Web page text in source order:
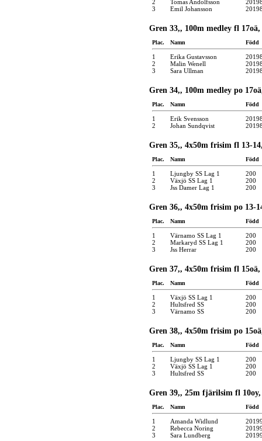
2 Tomas Andolfsson
3
Emil Johansson
Gren 33,, 100m medley fl
Plac. Namn Född
1 Erika Gustavsson
2
Malin Wenell
3
Sara Ullman
Gren 34,, 100m medley po
Plac. Namn Född
1 Erik Svensson
2
Johan Sundqvist
Gren 35,, 4x50m frisim fl 13-
Plac. Namn Född
1 Ljungby SS Lag 1
200
2
Växjö SS Lag 1
200
3
Jss Damer Lag 1 200
Gren 36,, 4x50m frisim po 13-
Plac. Namn Född
1 Värnamo SS Lag 1
200
2
Markaryd SS Lag 1
200
3
Jss Herrar 200
Gren 37,, 4x50m frisim fl
Plac. Namn Född
1 Växjö SS Lag 1
200
2
Hultsfred SS
200
3
Värnamo SS 200
Gren 38,, 4x50m frisim po
Plac. Namn Född
1 Ljungby SS Lag 1
200
2
Växjö SS Lag 1
200
3
Hultsfred SS 200
Gren 39,, 25m fjärilsim fl
Plac. Namn Född
1 Amanda Widlund
2
Rebecca Noring
3
Sara Lundberg